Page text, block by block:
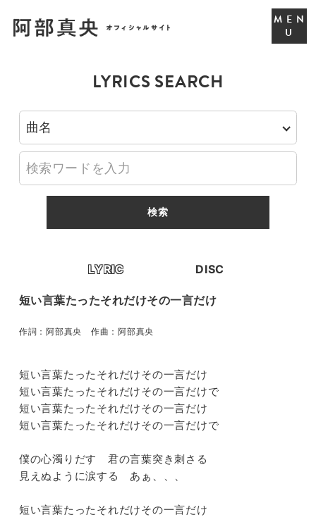
LYRICS SEARCH
LYRIC DISC
短い言葉たったそれだけその一言だけ
作詞：阿部真央 作曲：阿部真央
短い言葉たったそれだけその一言だけ
短い言葉たったそれだけその一言だけで
短い言葉たったそれだけその一言だけ
短い言葉たったそれだけその一言だけで
僕の心濁りだす 君の言葉突き刺さる
見えぬように涙する あぁ、、、
短い言葉たったそれだけその一言だけ